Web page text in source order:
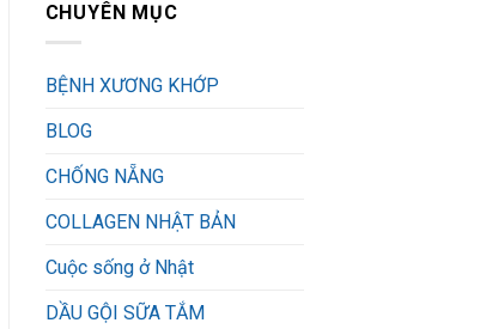
CHUYÊN MỤC
BỆNH XƯƠNG KHỚP
BLOG
CHỐNG NẴNG
COLLAGEN NHẬT BẢN
Cuộc sống ở Nhật
DẦU GỘI SỮA TẮM